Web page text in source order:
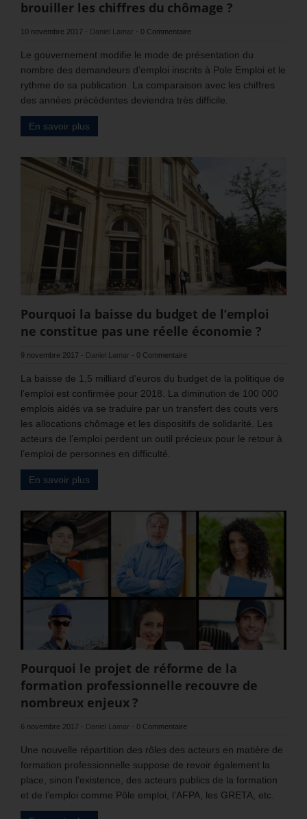
brouiller les chiffres du chômage ?
10 novembre 2017 - Daniel Lamar - 0 Commentaire
Le gouvernement modifie le mode de présentation du
nombre des demandeurs d’emploi inscrits à Pole Emploi et le
rythme de sa publication. La comparaison avec les chiffres
des années précédentes deviendra très difficile.
En savoir plus
Pourquoi la baisse du budget de l’emploi
ne constitue pas une réelle économie ?
9 novembre 2017 - Daniel Lamar - 0 Commentaire
La baisse de 1,5 milliard d’euros du budget de la politique de
l’emploi est confirmée pour 2018. La diminution de 100 000
emplois aidés va se traduire par un transfert des couts vers
les allocations chômage et les dispositifs de solidarité. Les
acteurs de l’emploi perdent un outil précieux pour le retour à
l’emploi de personnes en difficulté.
En savoir plus
Pourquoi le projet de réforme de la
formation professionnelle recouvre de
nombreux enjeux ?
6 novembre 2017 - Daniel Lamar - 0 Commentaire
Une nouvelle répartition des rôles des acteurs en matière de
formation professionnelle suppose de revoir également la
place, sinon l’existence, des acteurs publics de la formation
et de l’emploi comme Pôle emploi, l’AFPA, les GRETA, etc.